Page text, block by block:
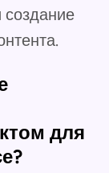
создание
для